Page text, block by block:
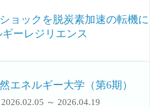
ョックを脱炭素加速の転機に
ーレジリエンス
エネルギー大学（第6期）
～ 2026.04.19